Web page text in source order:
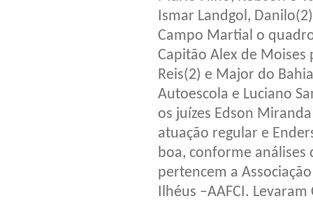
Ismar Landgol,
Campo Martial o
Capitão Alex de Moises
Reis(2) e Major do
Autoescola e Luciano
os juízes Edson
atuação regular e
boa, conforme análises
pertencem a
Ilhéus –AAFCI.